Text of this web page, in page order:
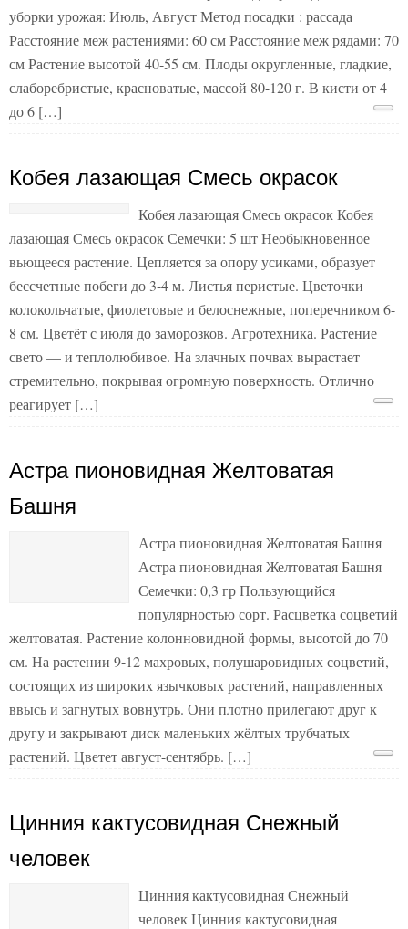
уборки урожая: Июль, Август Метод посадки : рассада
Расстояние меж растениями: 60 см Расстояние меж рядами: 70
см Растение высотой 40-55 см. Плоды округленные, гладкие,
слаборебристые, красноватые, массой 80-120 г. В кисти от 4
до 6 […]
Кобея лазающая Смесь окрасок
Кобея лазающая Смесь окрасок Кобея
лазающая Смесь окрасок Семечки: 5 шт Необыкновенное
вьющееся растение. Цепляется за опору усиками, образует
бессчетные побеги до 3-4 м. Листья перистые. Цветочки
колокольчатые, фиолетовые и белоснежные, поперечником 6-
8 см. Цветёт с июля до заморозков. Агротехника. Растение
свето — и теплолюбивое. На злачных почвах вырастает
стремительно, покрывая огромную поверхность. Отлично
реагирует […]
Астра пионовидная Желтоватая
Башня
Астра пионовидная Желтоватая Башня
Астра пионовидная Желтоватая Башня
Семечки: 0,3 гр Пользующийся
популярностью сорт. Расцветка соцветий
желтоватая. Растение колонновидной формы, высотой до 70
см. На растении 9-12 махровых, полушаровидных соцветий,
состоящих из широких язычковых растений, направленных
ввысь и загнутых вовнутрь. Они плотно прилегают друг к
другу и закрывают диск маленьких жёлтых трубчатых
растений. Цветет август-сентябрь. […]
Цинния кактусовидная Снежный
человек
Цинния кактусовидная Снежный
человек Цинния кактусовидная